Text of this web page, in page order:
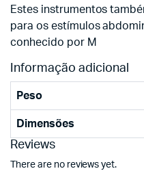
Estes instrumentos
para os estímulos
conhecido por M
Informação adicional
Peso
Dimensões
Reviews
There are no reviews yet.